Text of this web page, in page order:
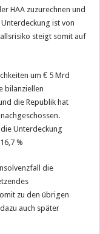
HAA zuzurechnen und
ist von
steigt somit auf
um € 5 Mrd
bilanziellen
die Republik hat
Unterdeckung
%
die
zu den übrigen
auch später